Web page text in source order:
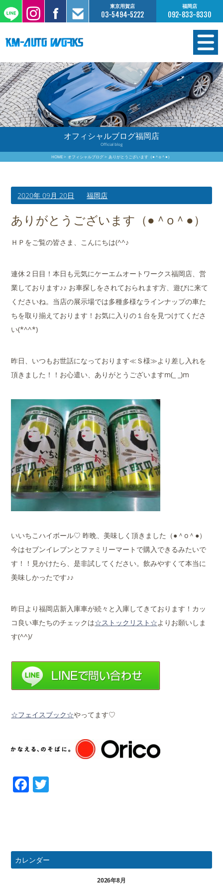
東京用賀店
03-5494-5222
福岡店
092-833-8330
在庫情報
オーダー販売
工場サービス
保証について
買取査定のご案内
店舗案内
会社概要
オフィシャルブログ福岡店
Official blog
HOME オフィシャルブログ ありがとうございます（●＾o＾●）
2020年 09月 20日 福岡店
ありがとうございます（●＾o＾●）
ＨＰをご覧の皆さま、こんにちは(^^♪
連休２日目！本日も元気にケーエムオートワークス福岡店、営
業しております♪♪ お車探しをされておられます方、遊びに来て
くださいね。当店の展示場では多種多様なラインナップの車た
ちを取り揃えております！お気に入りの１台を見つけてくださ
い(*^^*)
昨日、いつもお世話になっております≪Ｓ様≫より差し入れを
頂きました！！お心遣い、ありがとうございますm(_ _)m
いいちこハイボール♡ 昨晩、美味しく頂きました（●＾o＾●）
今はセブンイレブンとファミリーマートで購入できるみたいで
す！！見かけたら、是非試してください。飲みやすくて本当に
美味しかったです♪♪
昨日より福岡店新入庫車が続々と入庫してきております！カッ
コ良い車たちのチェックは☆ストックリスト☆よりお願いしま
す(^^)/
☆フェイスブック☆やってます♡
Facebook
カレンダー
2026年8月